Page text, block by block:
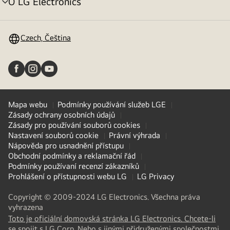
přepínání
Czech, Čeština
Mapa webu
Podmínky používání služeb LGE
Zásady ochrany osobních údajů
Zásady pro používání souborů cookies
Nastavení souborů cookie
Právní výhrada
Nápověda pro usnadnění přístupu
Obchodní podmínky a reklamační řád
Podmínky používaní recenzí zákazníků
Prohlášení o přístupnosti webu LG
LG Privacy
Copyright © 2009-2024 LG Electronics. Všechna práva
vyhrazena
Toto je oficiální domovská stránka LG Electronics. Chcete-li